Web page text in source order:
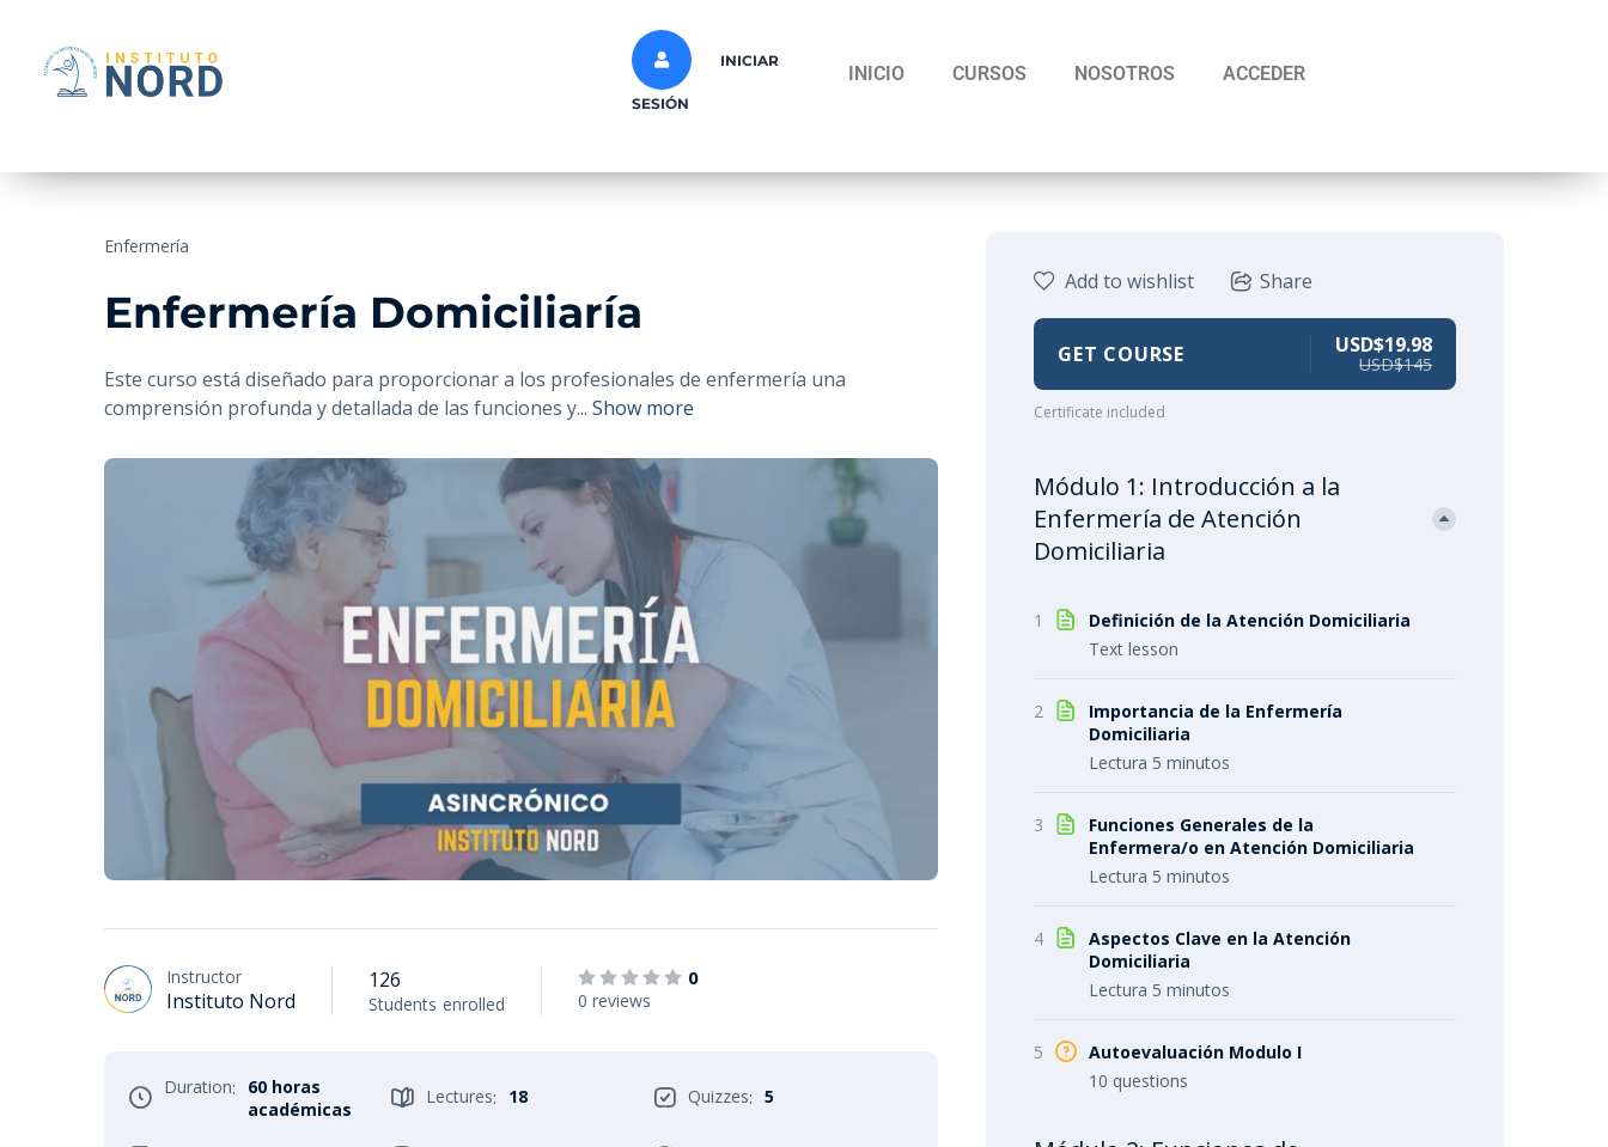
INICIAR
SESIÓN
INICIO CURSOS NOSOTROS ACCEDER
Enfermería
Enfermería Domiciliaría
Este curso está diseñado para proporcionar a los profesionales de enfermería una
comprensión profunda y detallada de las funciones y... Show more
Instructor
Instituto Nord
126
Students enrolled
0
0 reviews
Duration:
60 horas
académicas
Lectures: 18 Quizzes: 5
Add to wishlist Share
GET COURSE USD$19.98
USD$145
Certificate included
Módulo 1: Introducción a la
Enfermería de Atención
Domiciliaria
1
Definición de la Atención Domiciliaria
Text lesson
2
Importancia de la Enfermería
Domiciliaria
Lectura 5 minutos
3
Funciones Generales de la
Enfermera/o en Atención Domiciliaria
Lectura 5 minutos
4
Aspectos Clave en la Atención
Domiciliaria
Lectura 5 minutos
5
Autoevaluación Modulo I
10 questions